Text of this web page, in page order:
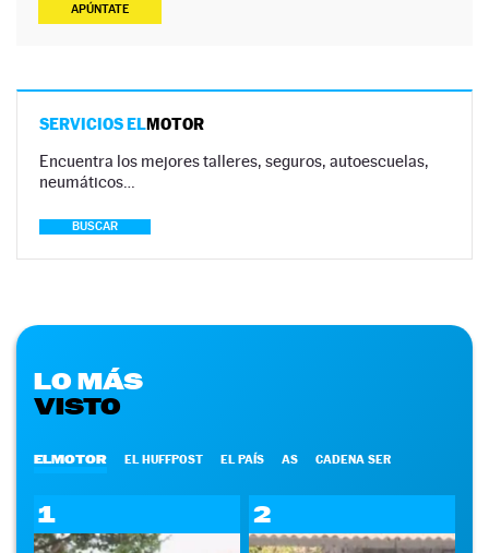
APÚNTATE
SERVICIOS ELMOTOR
Encuentra los mejores talleres, seguros, autoescuelas,
neumáticos…
BUSCAR
LO MÁS
VISTO
ELMOTOR EL HUFFPOST EL PAÍS AS CADENA SER
1 2